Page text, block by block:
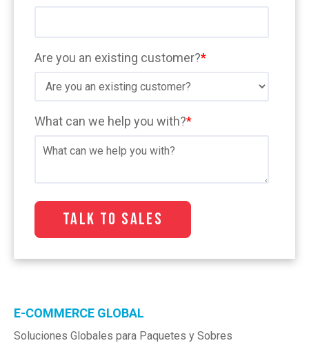
Are you an existing customer?*
What can we help you with?*
E-COMMERCE GLOBAL
Soluciones Globales para Paquetes y Sobres